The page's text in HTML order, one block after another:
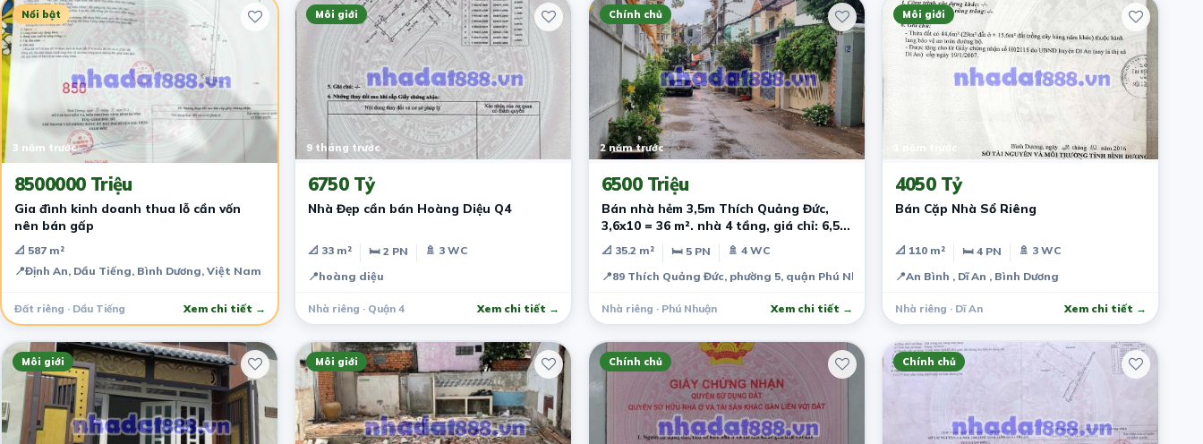
Nổi bật
3 năm trước
8500000 Triệu
Gia đình kinh doanh thua lỗ cần vốn
nên bán gấp
📐 587 m²
📍Định An, Dầu Tiếng, Bình Dương, Việt Nam
Đất riêng · Dầu Tiếng Xem chi tiết →
Môi giới
9 tháng trước
6750 Tỷ
Nhà Đẹp cần bán Hoàng Diệu Q4
📐 33 m² 🛏 2 PN
🚿 3 WC
📍hoàng diệu
Nhà riêng · Quận 4 Xem chi tiết →
Chính chủ
2 năm trước
6500 Triệu
Bán nhà hẻm 3,5m Thích Quảng Đức,
3,6x10 = 36 m². nhà 4 tầng, giá chỉ: 6,5
tỷ.
📐 35.2 m² 🛏 5 PN
🚿 4 WC
📍89 Thích Quảng Đức, phường 5, quận Phú Nhuận, Thành phố Hồ Chí Minh, Việt Nam
Nhà riêng · Phú Nhuận Xem chi tiết →
Môi giới
1 năm trước
4050 Tỷ
Bán Cặp Nhà Sổ Riêng
📐 110 m² 🛏 4 PN
🚿 3 WC
📍An Bình , Dĩ An , Bình Dương
Nhà riêng · Dĩ An Xem chi tiết →
Môi giới Môi giới Chính chủ Chính chủ